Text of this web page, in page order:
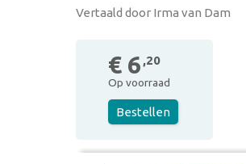
Vertaald door Irma van Dam
€ 6 ,20
Op voorraad
Bestellen